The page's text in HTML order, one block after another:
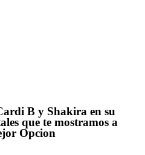
B y Shakira en su
que te mostramos a
Opcion